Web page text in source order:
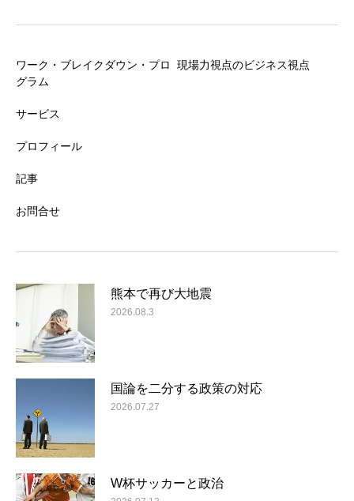
ワーク・ブレイクダウン・プロ
グラム
サービス
プロフィール
記事
お問合せ
現場力視点のビジネス視点
熊本で再び大地震
2026.08.3
国論を二分する政策の対応
2026.07.27
W杯サッカーと政治